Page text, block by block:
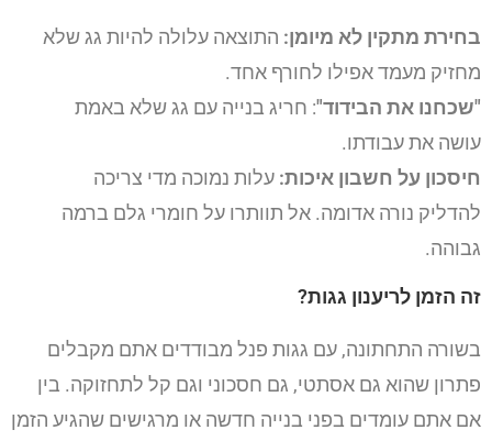
בחירת מתקין לא מיומן: התוצאה עלולה להיות גג שלא
מחזיק מעמד אפילו לחורף אחד.
"שכחנו את הבידוד": חריג בנייה עם גג שלא באמת
עושה את עבודתו.
חיסכון על חשבון איכות: עלות נמוכה מדי צריכה
להדליק נורה אדומה. אל תוותרו על חומרי גלם ברמה
גבוהה.
זה הזמן לריענון גגות?
בשורה התחתונה, עם גגות פנל מבודדים אתם מקבלים
פתרון שהוא גם אסתטי, גם חסכוני וגם קל לתחזוקה. בין
אם אתם עומדים בפני בנייה חדשה או מרגישים שהגיע הזמן